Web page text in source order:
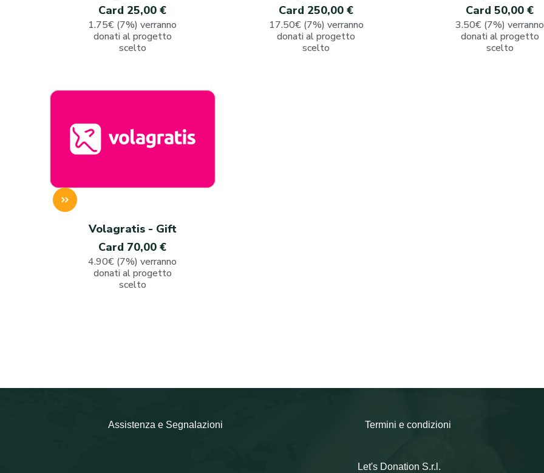
Card 25,00 €
1.75€ (7%) verranno
donati al progetto
scelto
Card 250,00 €
17.50€ (7%) verranno
donati al progetto
scelto
Card 50,00 €
3.50€ (7%) verranno
donati al progetto
scelto
Volagratis - Gift
Card 70,00 €
4.90€ (7%) verranno
donati al progetto
scelto
Assistenza e Segnalazioni Termini e condizioni
Let's Donation S.r.l.